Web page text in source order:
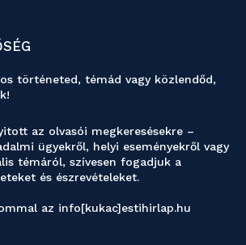
történeted, témád vagy közlendőd,
az olvasói megkeresésekre –
ügyekről, helyi eseményekről vagy
témáról, szívesen fogadjuk a
és észrevételeket.
az info[kukac]estihirlap.hu